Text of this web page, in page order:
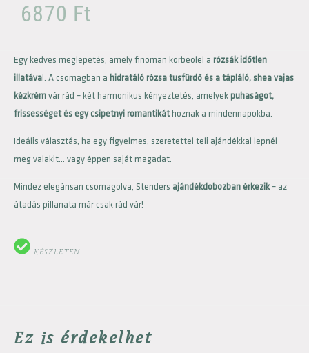
6870 Ft
Egy kedves meglepetés, amely finoman körbeölel a rózsák időtlen
illatával. A csomagban a hidratáló rózsa tusfürdő és a tápláló, shea vajas
kézkrémvár rád – két harmonikus kényeztetés, amelyekpuhaságot,
frissességet és egy csipetnyi romantikáthoznak a mindennapokba.
Ideális választás, ha egy figyelmes, szeretettel teli ajándékkal lepnél
meg valakit… vagy éppen saját magadat.
Mindez elegánsan csomagolva, Stenders ajándékdobozban érkezik– az
átadás pillanata már csak rád vár!
KÉSZLETEN
Ez is érdekelhet